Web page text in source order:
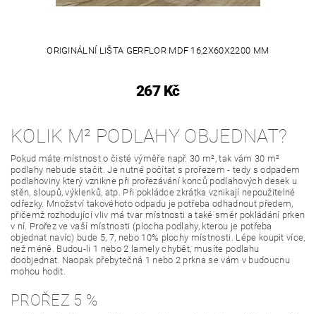
ORIGINÁLNÍ LIŠTA GERFLOR MDF 16,2X60X2200 MM
267 Kč
KOLIK M² PODLAHY OBJEDNAT?
Pokud máte místnost o čisté výměře např. 30 m², tak vám 30 m²
podlahy nebude stačit. Je nutné počítat s prořezem - tedy s odpadem
podlahoviny který vznikne při prořezávání konců podlahových desek u
stěn, sloupů, výklenků, atp. Při pokládce zkrátka vznikají nepoužitelné
odřezky. Množství takovéhoto odpadu je potřeba odhadnout předem,
přičemž rozhodující vliv má tvar místnosti a také směr pokládání prken
v ní. Prořez ve vaší místnosti (plocha podlahy, kterou je potřeba
objednat navíc) bude 5, 7, nebo 10% plochy místnosti. Lépe koupit více,
než méně. Budou-li 1 nebo 2 lamely chybět, musíte podlahu
doobjednat. Naopak přebytečná 1 nebo 2 prkna se vám v budoucnu
mohou hodit.
PROŘEZ 5 %